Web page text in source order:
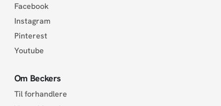
Facebook
Instagram
Pinterest
Youtube
Om Beckers
Til forhandlere